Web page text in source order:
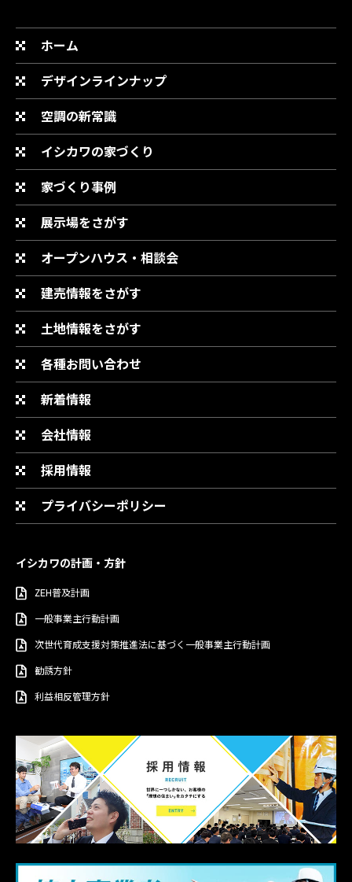
ホーム
デザインラインナップ
空調の新常識
イシカワの家づくり
家づくり事例
展示場をさがす
オープンハウス・相談会
建売情報をさがす
土地情報をさがす
各種お問い合わせ
新着情報
会社情報
採用情報
プライバシーポリシー
イシカワの計画・方針
ZEH普及計画
一般事業主行動計画
次世代育成支援対策推進法に基づく一般事業主行動計画
勧誘方針
利益相反管理方針